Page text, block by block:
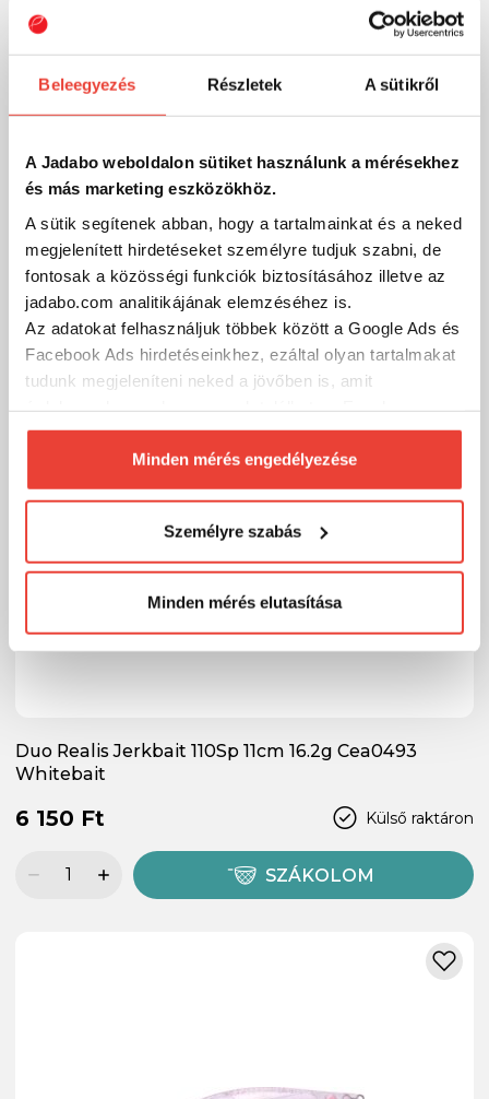
Beleegyezés Részletek A sütikről
A Jadabo weboldalon sütiket használunk a mérésekhez
és más marketing eszközökhöz.
A sütik segítenek abban, hogy a tartalmainkat és a neked
megjelenített hirdetéseket személyre tudjuk szabni, de
fontosak a közösségi funkciók biztosításához illetve az
jadabo.com analitikájának elemzéséhez is.
Az adatokat felhasználjuk többek között a Google Ads és
Facebook Ads hirdetéseinkhez, ezáltal olyan tartalmakat
tudunk megjeleníteni neked a jövőben is, amit
biztosításához arra kérünk, hogy engedd meg
számunkra minden mérés használatát.
Természetesensoha semmilyen formában nem fogunk
megváltoztathatod a döntésed ezzel kapcsolatban.
Előre is köszönjük!
Minden mérés engedélyezése
Személyre szabás
Minden mérés elutasítása
Pearl Rt
SZÁKOLOM
Duo Realis Jerkbait 110Sp 11cm 16.2g Cea0493
Whitebait
Külső raktáron
6 150 Ft
SZÁKOLOM